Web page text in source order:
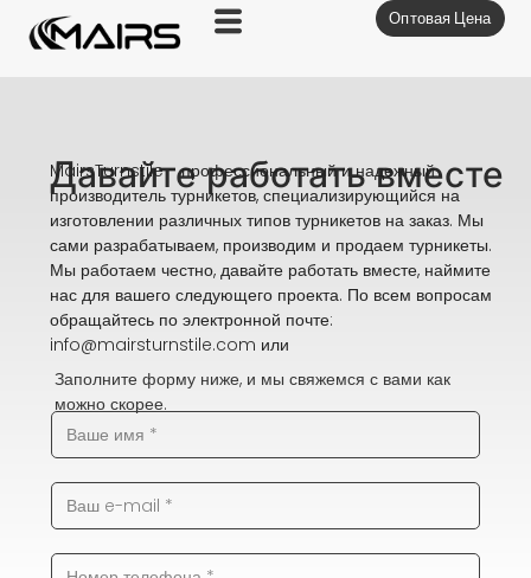
Перейти
Оптовая Цена
Давайте работать вместе
MairsTurnstile - профессиональный и надежный
производитель турникетов, специализирующийся на
изготовлении различных типов турникетов на заказ. Мы
сами разрабатываем, производим и продаем турникеты.
Мы работаем честно, давайте работать вместе, наймите
нас для вашего следующего проекта. По всем вопросам
обращайтесь по электронной почте:
info@mairsturnstile.com или
Заполните форму ниже, и мы свяжемся с вами как
можно скорее.